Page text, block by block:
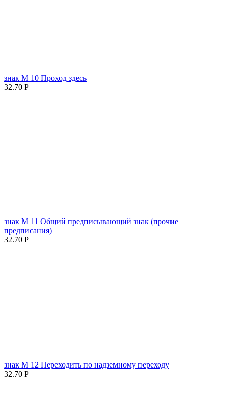
знак М 10 Проход здесь
32.70 Р
знак М 11 Общий предписывающий знак (прочие
предписания)
32.70 Р
знак М 12 Переходить по надземному переходу
32.70 Р